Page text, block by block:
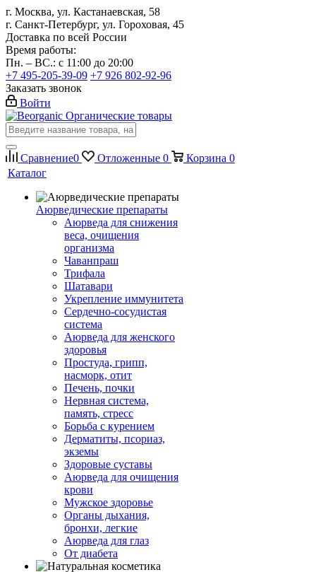
г. Москва, ул. Кастанаевская, 58
г. Санкт-Петербург, ул. Гороховая, 45
Доставка по всей России
Время работы:
Пн. – ВС.: с 11:00 до 20:00
+7 495-205-39-09 +7 926 802-92-96
Заказать звонок
Войти
Органические товары
Сравнение0 Отложенные 0 Корзина 0
Каталог
Аюрведические препараты
Аюрведа для снижения
веса, очищения
организма
Чаванпраш
Трифала
Шатавари
Укрепление иммунитета
Сердечно-сосудистая
система
Аюрведа для женского
здоровья
Простуда, грипп,
насморк, отит
Печень, почки
Нервная система,
память, стресс
Борьба с курением
Дерматиты, псориаз,
экземы
Здоровые суставы
Аюрведа для очищения
крови
Мужское здоровье
Органы дыхания,
бронхи, легкие
Аюрведа для глаз
От диабета